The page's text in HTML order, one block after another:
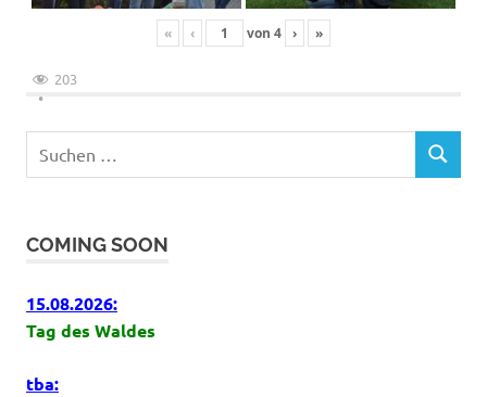
« ‹ von 4 › »
203
nach:
SUCHEN
COMING SOON
15.08.2026:
Tag des Waldes
tba: